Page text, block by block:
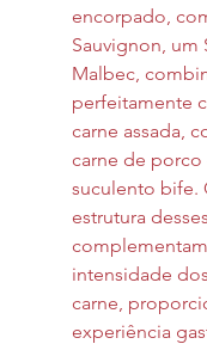
encorpado,
Sauvignon, um
Malbec,
perfeitamente
carne assada,
carne de porco
suculento bife.
estrutura
intensidade
carne,
experiência